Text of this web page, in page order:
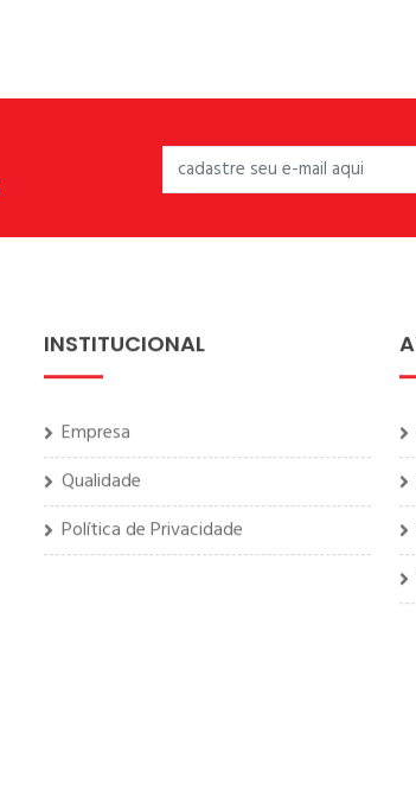
Qualidade
Política de Privacidade